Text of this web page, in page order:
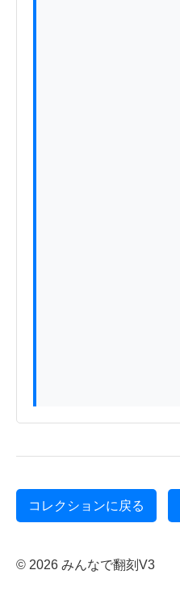
コレクションに戻る
© 2026 みんなで翻刻V3